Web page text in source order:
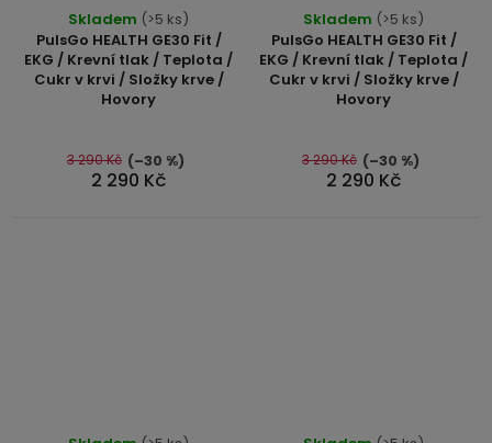
PulsGo HEALTH GE30 Fit /
EKG / Krevní tlak / Teplota /
Cukr v krvi / Složky krve /
Hovory
Skladem (>5 ks)
2 290 Kč
3 290 Kč (–30 %)
PulsGo HEALTH GE30 Fit /
EKG / Krevní tlak / Teplota /
Cukr v krvi / Složky krve /
Hovory
Skladem (>5 ks)
2 290 Kč
3 290 Kč (–30 %)